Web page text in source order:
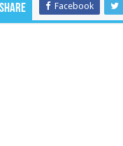
Share Facebook